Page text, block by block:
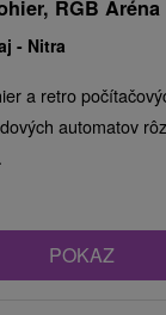
RGB Aréna
- Nitra
a retro
automatov
POKAZ